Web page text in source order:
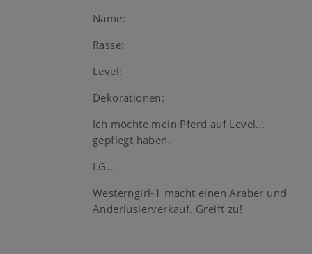
Name:
Rasse:
Level:
Dekorationen:
Ich möchte mein Pferd auf Level...
gepflegt haben.
LG...
Westerngirl-1 macht einen Araber und
Anderlusierverkauf. Greift zu!